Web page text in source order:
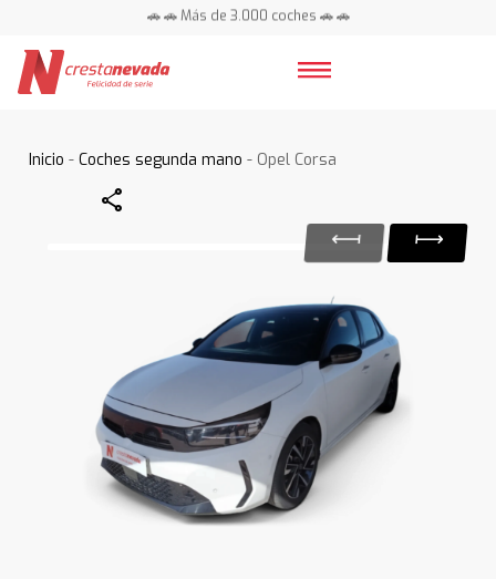
🚗 🚗 Más de 3.000 coches 🚗 🚗
Inicio -Coches segunda mano - Opel Corsa
Share